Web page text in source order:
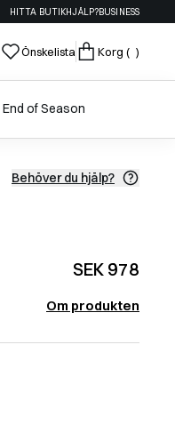
HITTA BUTIKHJÄLP?BUSINESS
Önskelista Korg ( )
End of Season
Behöver du hjälp?
SEK 978
Om produkten